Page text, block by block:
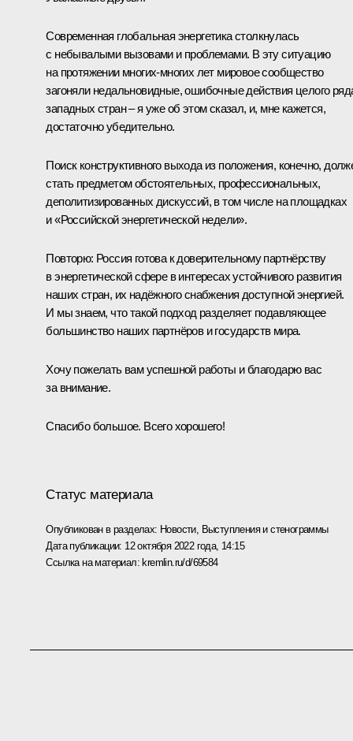
Современная глобальная энергетика столкнулась
с небывалыми вызовами и проблемами. В эту ситуацию
на протяжении многих-многих лет мировое сообщество
загоняли недальновидные, ошибочные действия целого
западных стран – я уже об этом сказал, и, мне кажется,
достаточно убедительно.
Поиск конструктивного выхода из положения, конечно,
стать предметом обстоятельных, профессиональных,
деполитизированных дискуссий, в том числе на площадках
и «Российской энергетической недели».
Повторю: Россия готова к доверительному партнёрству
в энергетической сфере в интересах устойчивого развития
наших стран, их надёжного снабжения доступной энергией.
И мы знаем, что такой подход разделяет подавляющее
большинство наших партнёров и государств мира.
Хочу пожелать вам успешной работы и благодарю вас
за внимание.
Спасибо большое. Всего хорошего!
Статус материала
Опубликован в разделах: Новости, Выступления и стенограммы
Дата публикации: 12 октября 2022 года, 14:15
Ссылка на материал: kremlin.ru/d/69584